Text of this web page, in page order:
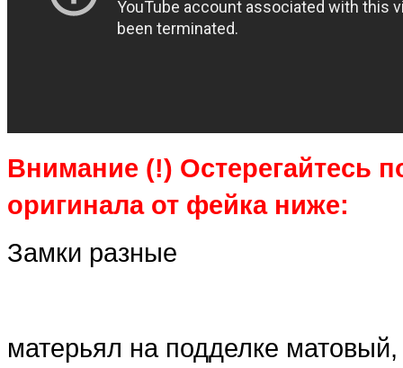
Внимание (!) Остерегайтесь
оригинала от фейка ниже:
Замки разные
матерьял на подделке